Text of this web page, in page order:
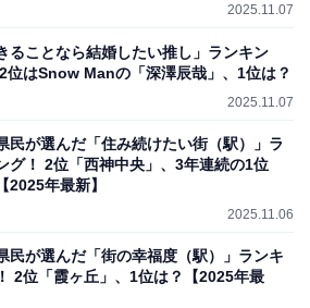
2025.11.07
ることなら結婚したい推し」ランキン
位はSnow Manの「深澤辰哉」、1位は？
2025.11.07
民が選んだ「住み続けたい街（駅）」ラ
グ！ 2位「西神中央」、3年連続の1位
2025年最新】
2025.11.06
民が選んだ「街の幸福度（駅）」ランキ
2位「霞ヶ丘」、1位は？【2025年最